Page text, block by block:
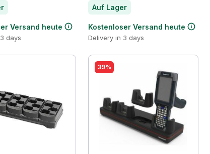
Versand heute
days
Auf Lager
Kostenloser Versand heute
Delivery in 3 days
39%